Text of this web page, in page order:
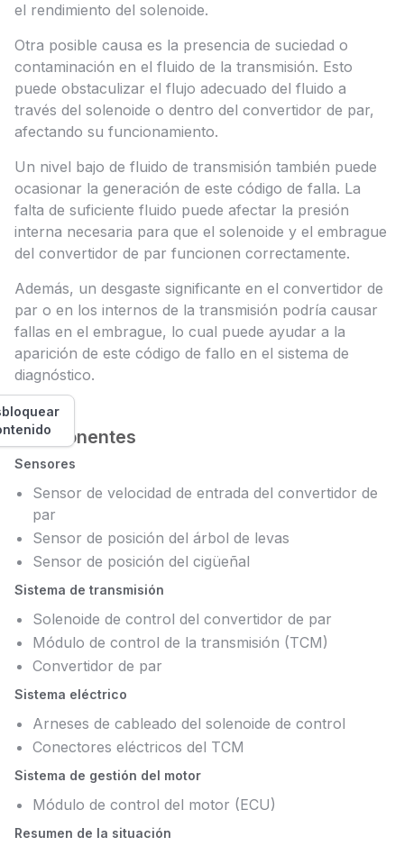
el rendimiento del solenoide.
Otra posible causa es la presencia de suciedad o
contaminación en el fluido de la transmisión. Esto
puede obstaculizar el flujo adecuado del fluido a
través del solenoide o dentro del convertidor de par,
afectando su funcionamiento.
Un nivel bajo de fluido de transmisión también puede
ocasionar la generación de este código de falla. La
falta de suficiente fluido puede afectar la presión
interna necesaria para que el solenoide y el embrague
del convertidor de par funcionen correctamente.
Además, un desgaste significante en el convertidor de
par o en los internos de la transmisión podría causar
fallas en el embrague, lo cual puede ayudar a la
aparición de este código de fallo en el sistema de
diagnóstico.
Componentes
Sensores
Sensor de velocidad de entrada del convertidor de
par
Sensor de posición del árbol de levas
Sensor de posición del cigüeñal
Sistema de transmisión
Solenoide de control del convertidor de par
Módulo de control de la transmisión (TCM)
Convertidor de par
Sistema eléctrico
Arneses de cableado del solenoide de control
Conectores eléctricos del TCM
Sistema de gestión del motor
Módulo de control del motor (ECU)
Resumen de la situación